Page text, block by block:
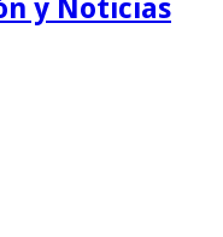
y Noticias